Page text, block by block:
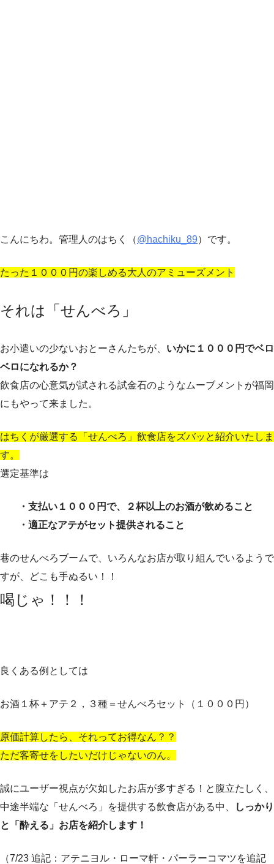
こんにちわ。管理人のはちく（@hachiku_89）です。
たった１０００円の楽しめる大人のアミューズメント
それは「せんべろ」
お小遣いの少ないおとーさんたちが、 いかに１０００円でベロ
ベロになれるか？
飲食店の心意気が試される試金石のようなムーブメントが福岡
にもやって来ました。
はちくが厳選する「せんべろ」飲食店をズバッと紹介いたしま
す。
選定基準は
・支払い１０００円で、２杯以上のお酒が飲めること
・適正なアテがセット提供されること
巷のせんべろブームで、いろんなお店が取り組んでいるようで
すが、どこも手ぬるい！！
喝じゃ！！！
良くある例としては
お酒１杯＋アテ２，３種＝せんべろセット（１０００円）
原価計算したら、それってお得なん？？
ただ客寄せをしたいだけじゃないのん。
誠にユーザー視点が欠如したお店が多すぎる！と腹立たしく、
中途半端な「せんべろ」を提供する飲食店がある中、
しっかり
と「酔える」お店を紹介します！
（7/23 追記：アテニヨル・ローマ軒・パーラーコマツを追記